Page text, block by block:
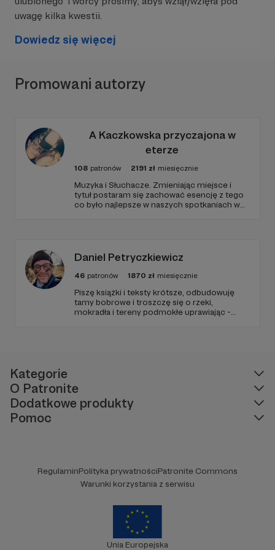
„Pozwolenia wodnoprawnego nie wymaga:
do odwadniania gruntów rolnych lub leśnych,
której zostały wykonane.”
rowy, drenowanie), ale ich wpływ nie wychodzi
poza jego działkę, to nie musi uzyskiwać
pozwolenia wodnoprawnego.
uwagę kilka kwestii.
Dowiedz się więcej
Promowani autorzy
A Kaczkowska przyczajona w
eterze
108 patronów 2191 zł miesięcznie
Muzyka i Słuchacze. Zmieniając miejsce i
tytuł postaram się zachować esencję z tego
co było najlepsze w naszych spotkaniach w
fotografik.
Daniel Petryczkiewicz
46 patronów 1870 zł miesięcznie
Piszę książki i teksty krótsze, odbudowuję
tamy bobrowe i troszczę się o rzeki,
mokradła i tereny podmokłe uprawiając -
Kategorie
O Patronite
Dodatkowe produkty
Pomoc
RegulaminPolityka prywatnościPatronite Commons
Warunki korzystania z serwisu
Unia Europejska